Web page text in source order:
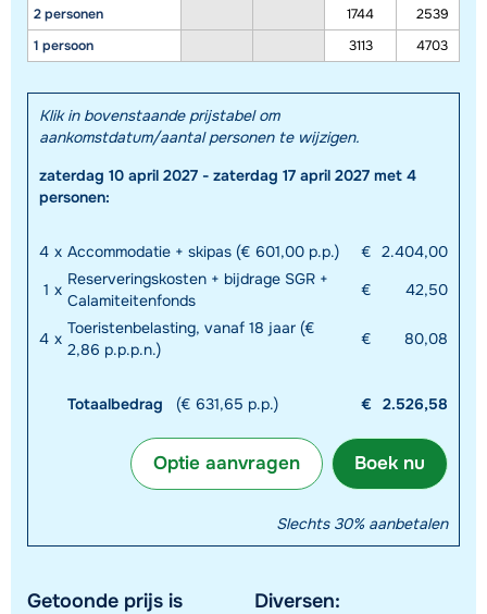
2 personen
1 persoon
1744
2539
3113
4703
Klik in bovenstaande prijstabel om
aankomstdatum/aantal personen te wijzigen.
zaterdag 10 april 2027 - zaterdag 17 april 2027 met 4
personen:
4 x Accommodatie + skipas (€ 601,00 p.p.) € 2.404,00
1 x
Reserveringskosten + bijdrage SGR +
Calamiteitenfonds
€ 42,50
4 x
Toeristenbelasting, vanaf 18 jaar (€
2,86 p.p.p.n.)
€ 80,08
Totaalbedrag (€ 631,65 p.p.) € 2.526,58
Boek nu
Optie aanvragen
Slechts 30% aanbetalen
Getoonde prijs is
Diversen: